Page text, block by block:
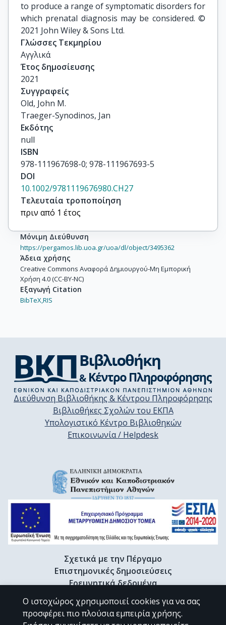
to produce a range of symptomatic disorders for
which prenatal diagnosis may be considered. ©
2021 John Wiley & Sons Ltd.
Γλώσσες Τεκμηρίου
Αγγλικά
Έτος δημοσίευσης
2021
Συγγραφείς
Old, John M.
Traeger-Synodinos, Jan
Εκδότης
null
ISBN
978-111967698-0; 978-111967693-5
DOI
10.1002/9781119676980.CH27
Τελευταία τροποποίηση
πριν από 1 έτος
Μόνιμη Διεύθυνση
https://pergamos.lib.uoa.gr/uoa/dl/object/3495362
Άδεια χρήσης
Creative Commons Αναφορά Δημιουργού-Μη Εμπορική
Χρήση 4.0 (CC-BY-NC)
Εξαγωγή Citation
BibTeX,RIS
Διεύθυνση Βιβλιοθήκης & Κέντρου Πληροφόρησης
Βιβλιοθήκες Σχολών του ΕΚΠΑ
Υπολογιστικό Κέντρο Βιβλιοθηκών
Επικοινωνία / Helpdesk
Σχετικά με την Πέργαμο
Επιστημονικές δημοσιεύσεις
Ερευνητικά δεδομένα
Διδακτορικές διατριβές & Γκρίζα βιβλιογραφία
Προφίλ Ερευνητή
Ο ιστοχώρος χρησιμοποιεί cookies για να σας
προσφέρει πιο πλούσια εμπειρία χρήσης.